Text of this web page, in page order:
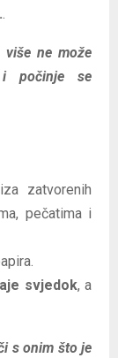
.
više ne može
i počinje se
zatvorenih
pečatima i
svjedok, a
s onim što je